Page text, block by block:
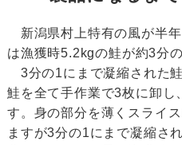
新潟県村上特有の風が半
は漁獲時5.2kgの鮭が約3分
3分の1にまで凝縮された
鮭を全て手作業で3枚に卸し
す。身の部分を薄くスライ
ますが3分の1にまで凝縮さ